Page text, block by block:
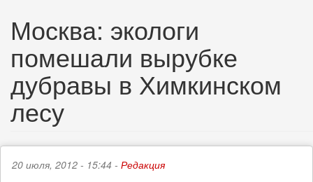
Москва: экологи
помешали вырубке
дубравы в Химкинском
лесу
20 июля, 2012 - 15:44 - Редакция